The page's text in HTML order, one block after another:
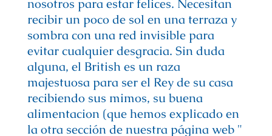
nosotros para estar felices. Necesitan
recibir un poco de sol en una terraza y
sombra con una red invisible para
evitar cualquier desgracia. Sin duda
alguna, el British es un raza
majestuosa para ser el Rey de su casa
recibiendo sus mimos, su buena
alimentacion (que hemos explicado en
la otra sección de nuestra página web "